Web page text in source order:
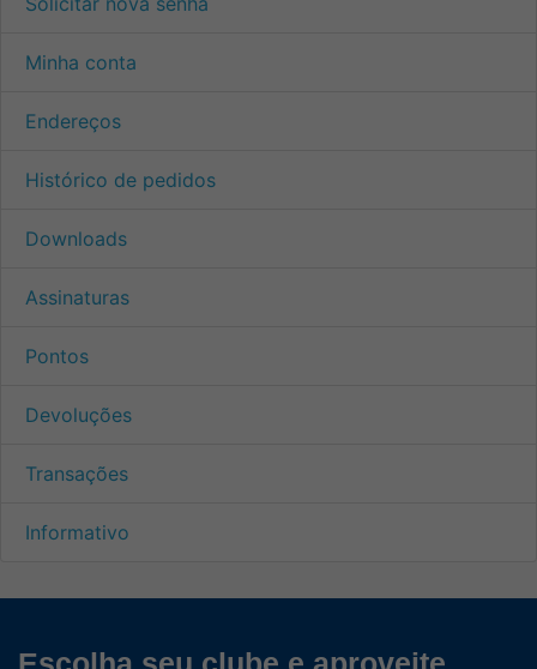
Minha conta
Endereços
Histórico de pedidos
Downloads
Assinaturas
Pontos
Devoluções
Transações
Informativo